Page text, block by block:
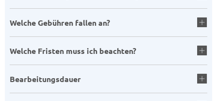
Welche Gebühren fallen an?
Welche Fristen muss ich beachten?
Bearbeitungsdauer